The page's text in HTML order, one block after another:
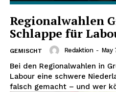
Regionalwahlen
Schlappe für
GEMISCHT Redaktion - May
Bei den Regionalwahlen in
Labour eine schwere
falsch gemacht – und wer